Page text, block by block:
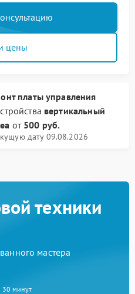
цены
платы управления
вертикальный
от 500 руб.
дату 09.08.2026
техники
мастера
30 минут